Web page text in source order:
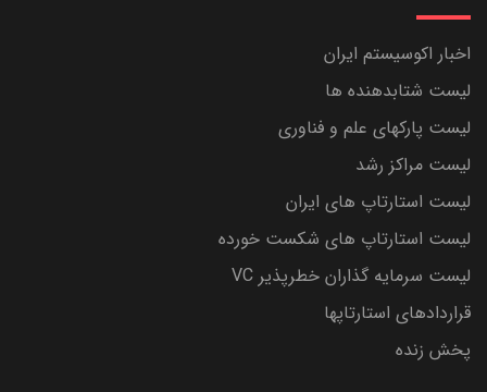
اخبار اکوسیستم ایران
لیست شتابدهنده ها
لیست پارکهای علم و فناوری
لیست مراکز رشد
لیست استارتاپ های ایران
لیست استارتاپ های شکست خورده
لیست سرمایه گذاران خطرپذیر VC
قراردادهای استارتاپها
پخش زنده